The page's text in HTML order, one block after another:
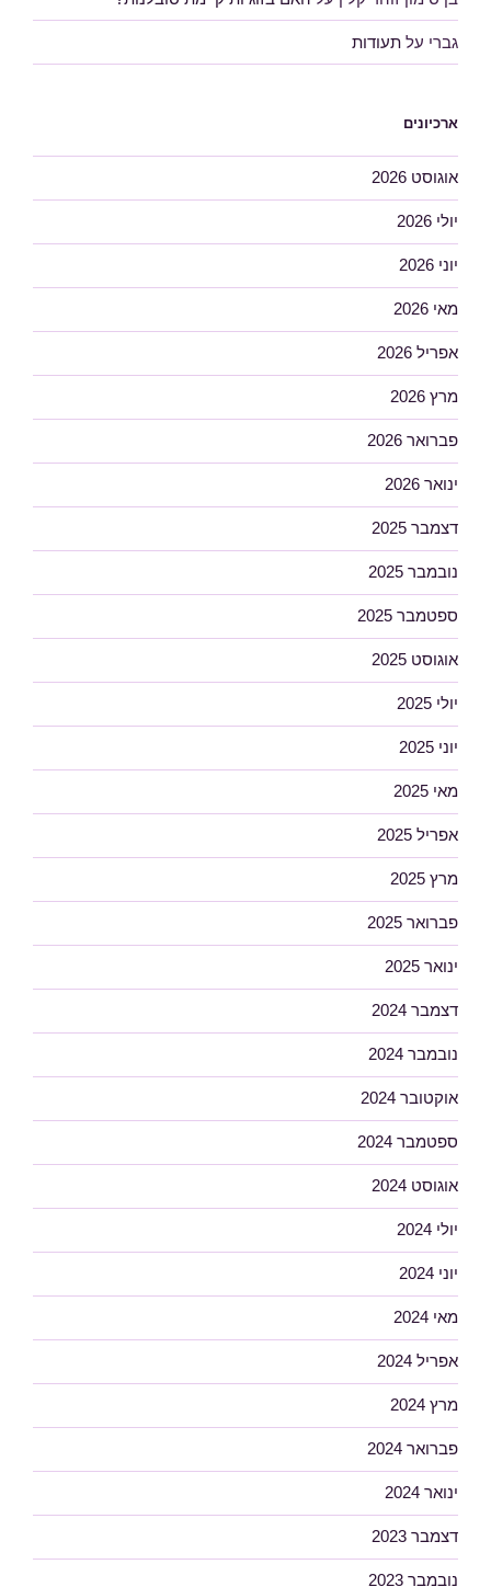
גברי על תעודות
ארכיונים
אוגוסט 2026
יולי 2026
יוני 2026
מאי 2026
אפריל 2026
מרץ 2026
פברואר 2026
ינואר 2026
דצמבר 2025
נובמבר 2025
ספטמבר 2025
אוגוסט 2025
יולי 2025
יוני 2025
מאי 2025
אפריל 2025
מרץ 2025
פברואר 2025
ינואר 2025
דצמבר 2024
נובמבר 2024
אוקטובר 2024
ספטמבר 2024
אוגוסט 2024
יולי 2024
יוני 2024
מאי 2024
אפריל 2024
מרץ 2024
פברואר 2024
ינואר 2024
דצמבר 2023
נובמבר 2023